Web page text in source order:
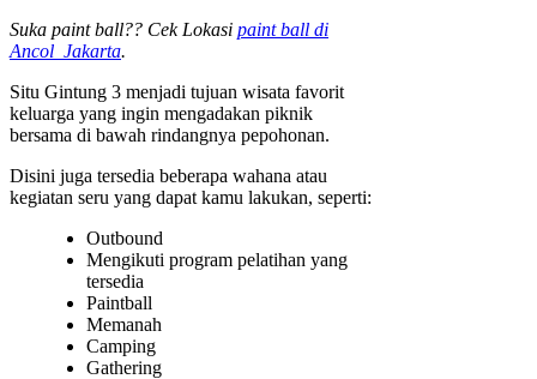
Suka paint ball?? Cek Lokasi paint ball di
Ancol Jakarta.
Situ Gintung 3 menjadi tujuan wisata favorit
keluarga yang ingin mengadakan piknik
bersama di bawah rindangnya pepohonan.
Disini juga tersedia beberapa wahana atau
kegiatan seru yang dapat kamu lakukan, seperti:
Outbound
Mengikuti program pelatihan yang
tersedia
Paintball
Memanah
Camping
Gathering